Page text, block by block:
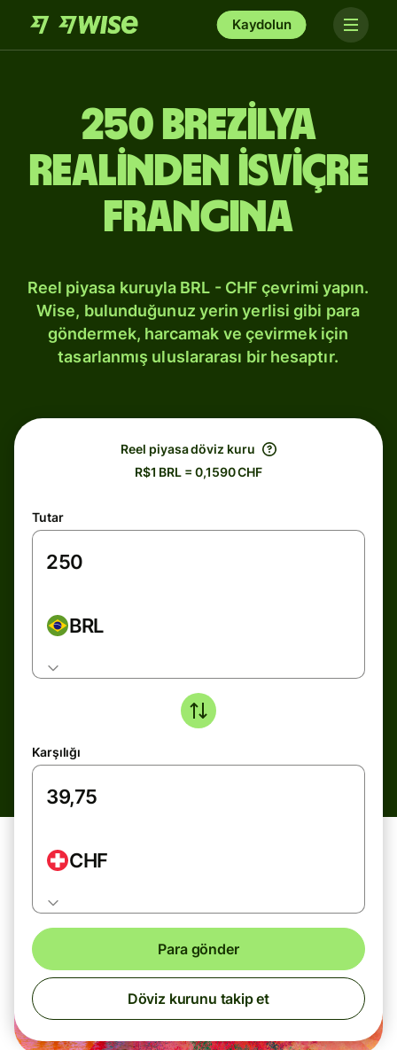
Kaydolun
250 Brezilya
realinden İsviçre
frangına
Reel piyasa kuruyla BRL - CHF çevrimi yapın.
Wise, bulunduğunuz yerin yerlisi gibi para
göndermek, harcamak ve çevirmek için
tasarlanmış uluslararası bir hesaptır.
Reel piyasa döviz kuru
R$1 BRL = 0,1590 CHF
Tutar
BRL
Karşılığı
CHF
Para gönder
Döviz kurunu takip et